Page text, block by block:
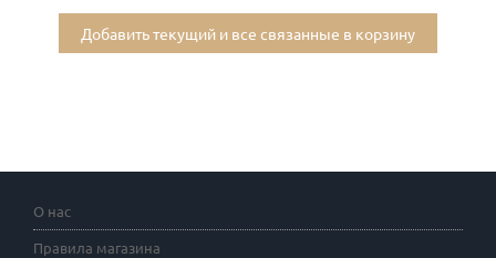
Добавить текущий и все связанные в корзину
О нас
Правила магазина